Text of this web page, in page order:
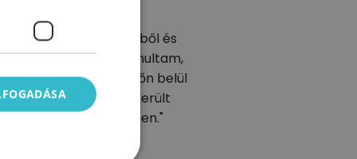
"Péter vezetői könyveiből és
is sokat tanultam,
a tudással rövid időn belül
érezhető fejlődést sikerült
generálni a cégemben."